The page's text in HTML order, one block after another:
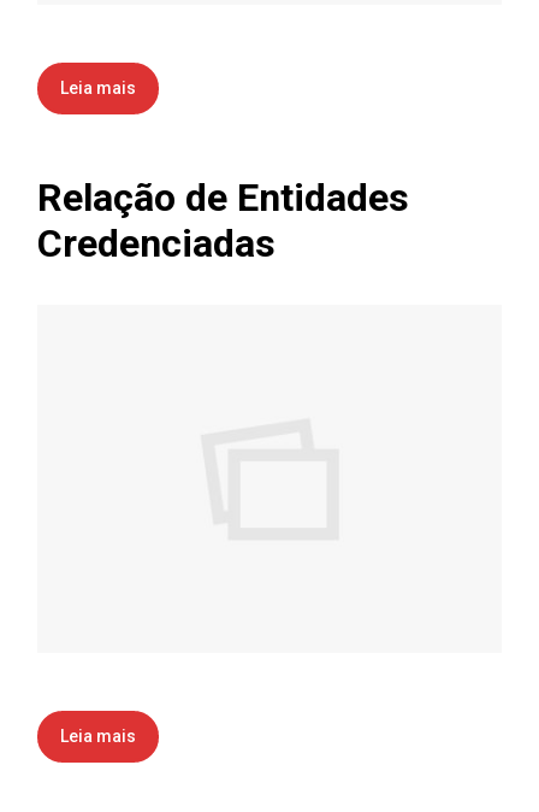
Leia mais
Relação de Entidades
Credenciadas
Leia mais